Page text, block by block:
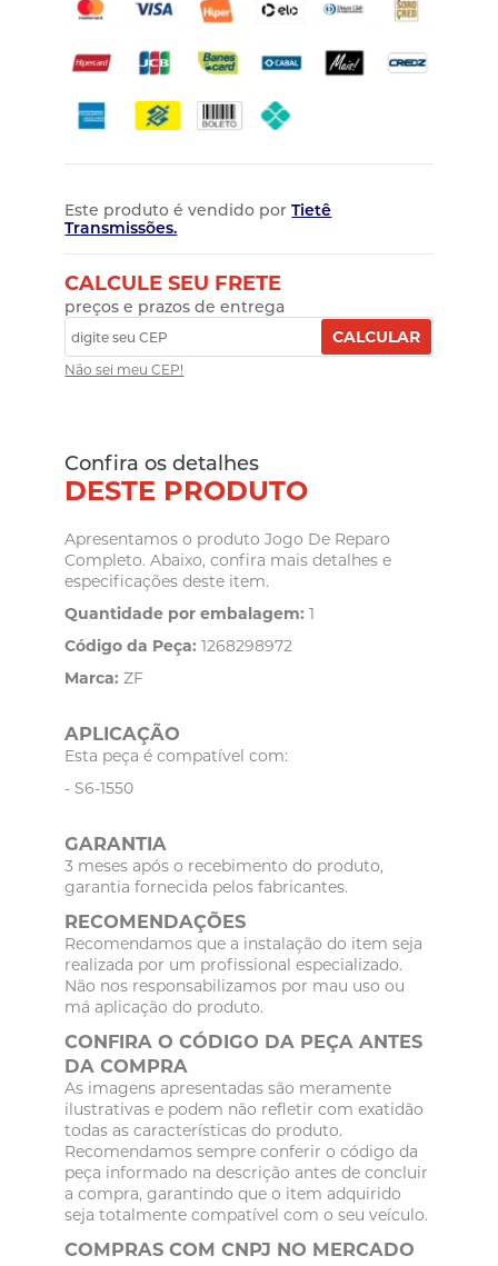
Este produto é vendido porTietê
Transmissões.
CALCULE SEU FRETE
preços e prazos de entrega
CALCULAR
Não sei meu CEP!
Confira os detalhes
DESTE PRODUTO
Apresentamos o produto Jogo De Reparo
Completo. Abaixo, confira mais detalhes e
especificações deste item.
Quantidade por embalagem: 1
Código da Peça: 1268298972
Marca: ZF
APLICAÇÃO
Esta peça é compatível com:
- S6-1550
GARANTIA
3 meses após o recebimento do produto,
garantia fornecida pelos fabricantes.
RECOMENDAÇÕES
Recomendamos que a instalação do item seja
realizada por um profissional especializado.
Não nos responsabilizamos por mau uso ou
má aplicação do produto.
CONFIRA O CÓDIGO DA PEÇA ANTES
DA COMPRA
As imagens apresentadas são meramente
ilustrativas e podem não refletir com exatidão
todas as características do produto.
Recomendamos sempre conferir o código da
peça informado na descrição antes de concluir
a compra, garantindo que o item adquirido
seja totalmente compatível com o seu veículo.
COMPRAS COM CNPJ NO MERCADO